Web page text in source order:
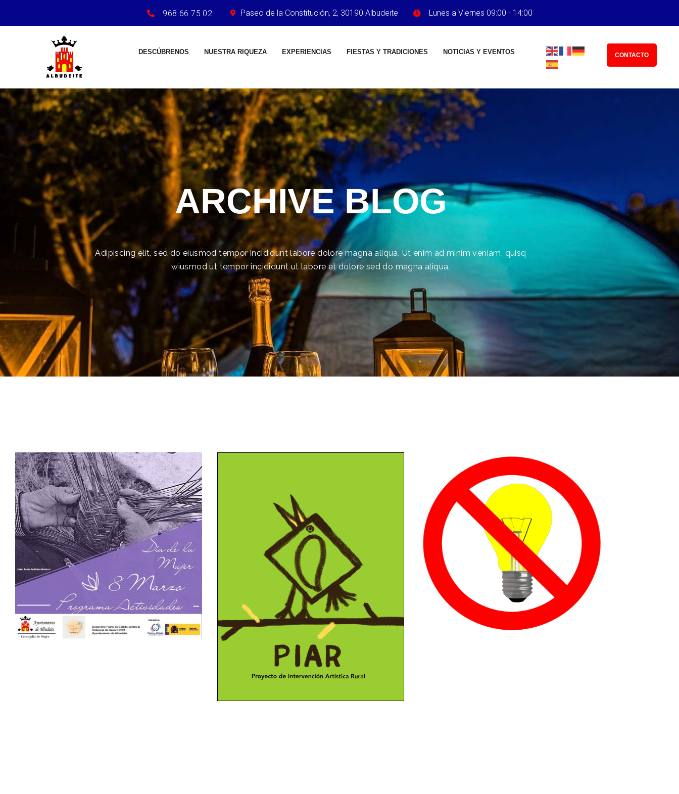
968 66 75 02 Paseo de la Constitución, 2, 30190 Albudeite Lunes a Viernes 09:00 - 14:00
DESCÚBRENOS NUESTRA RIQUEZA EXPERIENCIAS FIESTAS Y TRADICIONES NOTICIAS Y EVENTOS CONTACTO
ARCHIVE BLOG
Adipiscing elit, sed do eiusmod tempor incididunt labore dolore magna aliqua. Ut enim ad minim veniam, quisq
wiusmod ut tempor incididunt ut labore et dolore sed do magna aliqua.